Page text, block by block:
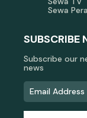
Sewa
SUBSCRIBE
Subscribe our
news